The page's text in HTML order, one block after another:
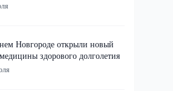
Новгороде открыли новый
здорового долголетия